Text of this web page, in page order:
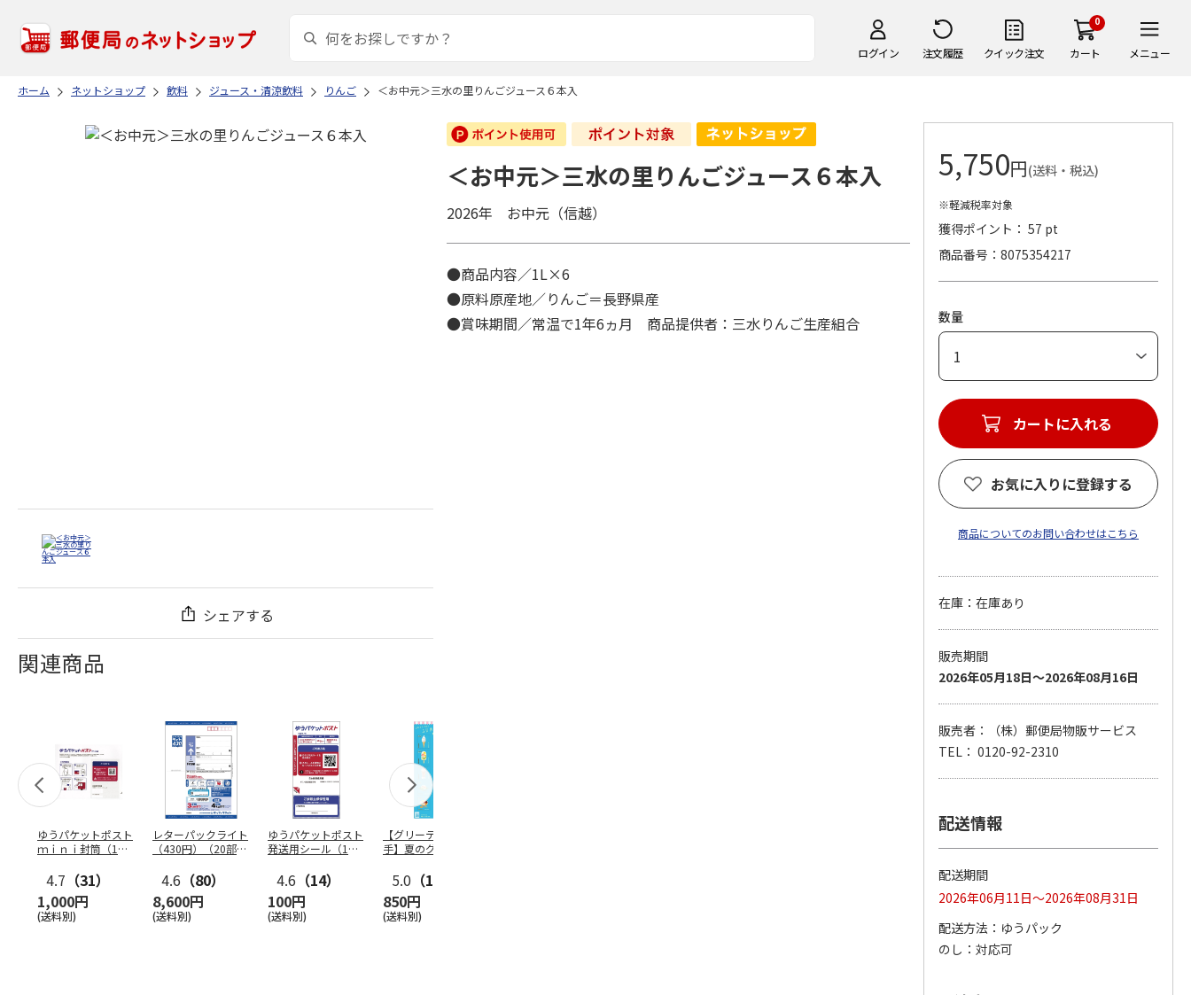
ログイン 注文履歴 クイック注文
0
カート メニュー
ホーム ネットショップ 飲料 ジュース・清涼飲料 りんご ＜お中元＞三水の里りんごジュース６本入
シェアする
関連商品
ゆうパケットポスト
ｍｉｎｉ封筒（1個
4.7 （31）
1,000円
(送料別)
レターパックライト
（430円）（20部セ
4.6 （80）
8,600円
(送料別)
ゆうパケットポスト
発送用シール（1個
4.6 （14）
100円
(送料別)
【グリーティング切
手】夏のグリーティ
5.0 （10）
850円
(送料別)
手】ハッピーグリー
【グリーティング切
手】グリーティング
円…
4.8（11）
5,500円
通切手・千鳥（1シ
11,000円
＜お中元＞三水の里りんごジュース６本入
2026年 お中元（信越）
●商品内容／1L×6
●原料原産地／りんご＝長野県産
●賞味期間／常温で1年6ヵ月 商品提供者：三水りんご生産組合
5,750円(送料・税込)
※軽減税率対象
獲得ポイント： 57 pt
商品番号
8075354217
数量
カートに入れる
お気に入りに登録する
商品についてのお問い合わせはこちら
在庫：在庫あり
販売期間
2026年05月18日～2026年08月16日
販売者：（株）郵便局物販サービス
TEL： 0120-92-2310
配送情報
配送期間
2026年06月11日～2026年08月31日
配送方法
ゆうパック
のし
対応可